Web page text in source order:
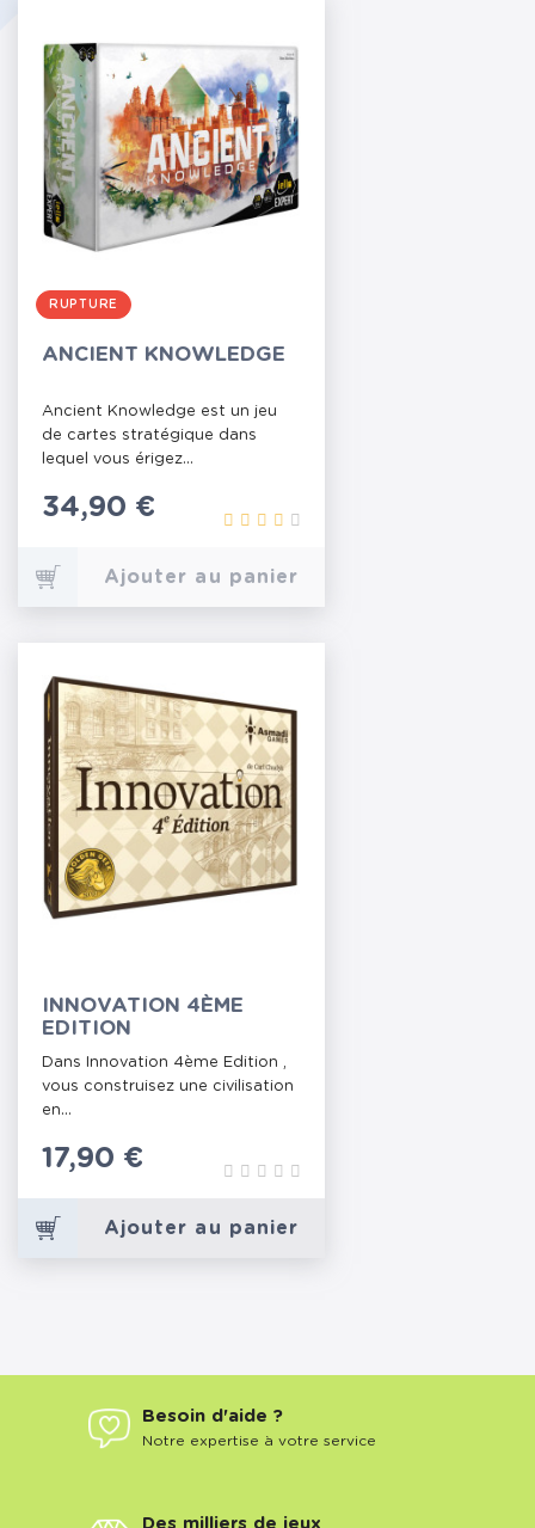
RUPTURE
ANCIENT KNOWLEDGE
Ancient Knowledge est un jeu
de cartes stratégique dans
lequel vous érigez...
Prix
34,90 €
Ajouter au panier
INNOVATION 4ÈME
EDITION
Dans Innovation 4ème Edition ,
vous construisez une civilisation
en...
Prix
17,90 €
Ajouter au panier
Besoin d'aide ?
Notre expertise à votre service
Des milliers de jeux